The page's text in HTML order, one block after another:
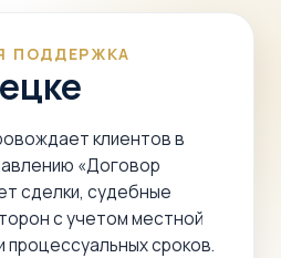
ПОДДЕРЖКА
клиентов в
«Договор
сделки, судебные
с учетом местной
процессуальных сроков.